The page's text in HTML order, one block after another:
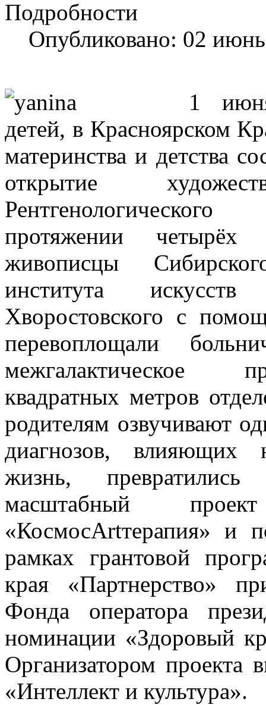
Подробности
Опубликовано: 02
1
детей, в Красноярском
материнства и детства
открытие
протяжении четырёх
живописцы
института
Хворостовского с
перевоплощали
межгалактическое
квадратных метров
родителям озвучивают
диагнозов,
жизнь,
масштабный
«КосмосArtтерапия» и
рамках грантовой
края «Партнерство»
Фонда оператора
номинации «Здоровый
Организатором проекта
«Интеллект и культура».